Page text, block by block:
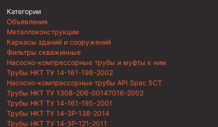
Категории
Объявления
Металлоконструкции
Каркасы зданий и сооружений
Фильтры скважинные
Насосно-компрессорные трубы и муфты к ним
Трубы НКТ ТУ 14-161-198-2002
Насосно-компрессорные трубы API Spec 5CT
Трубы НКТ ТУ 1308-206-00147016-2002
Трубы НКТ ТУ 14-161-195-2001
Трубы НКТ ТУ 14-3Р-138-2014
Трубы НКТ ТУ 14-3Р-121-2011